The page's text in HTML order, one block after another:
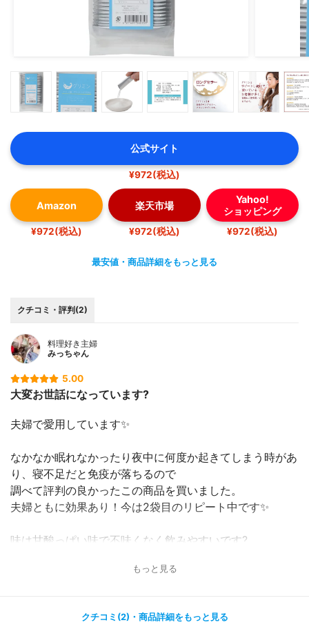
公式サイト
¥972(税込)
Amazon
¥972(税込)
楽天市場
¥972(税込)
Yahoo!
ショッピング
¥972(税込)
最安値・商品詳細をもっと見る
クチコミ・評判(2)
料理好き主婦
みっちゃん
5.00
大変お世話になっています?
夫婦で愛用しています✨
なかなか眠れなかったり夜中に何度か起きてしまう時があ
り、寝不足だと免疫が落ちるので
調べて評判の良かったこの商品を買いました。
夫婦ともに効果あり！今は2袋目のリピート中です✨
味は甘酸っぱい味で不味くなく飲みやすいです?
もっと見る
クチコミ(2)・商品詳細をもっと見る